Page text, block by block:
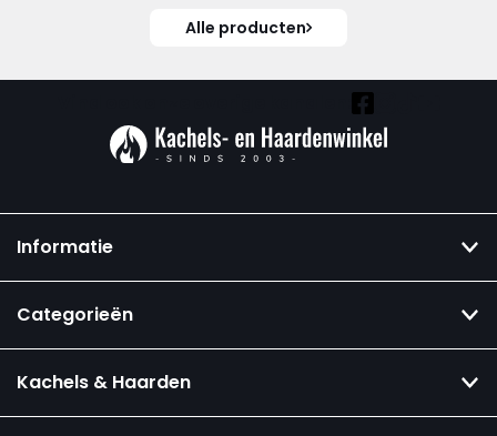
Alle producten
Informatie
Categorieën
Kachels & Haarden